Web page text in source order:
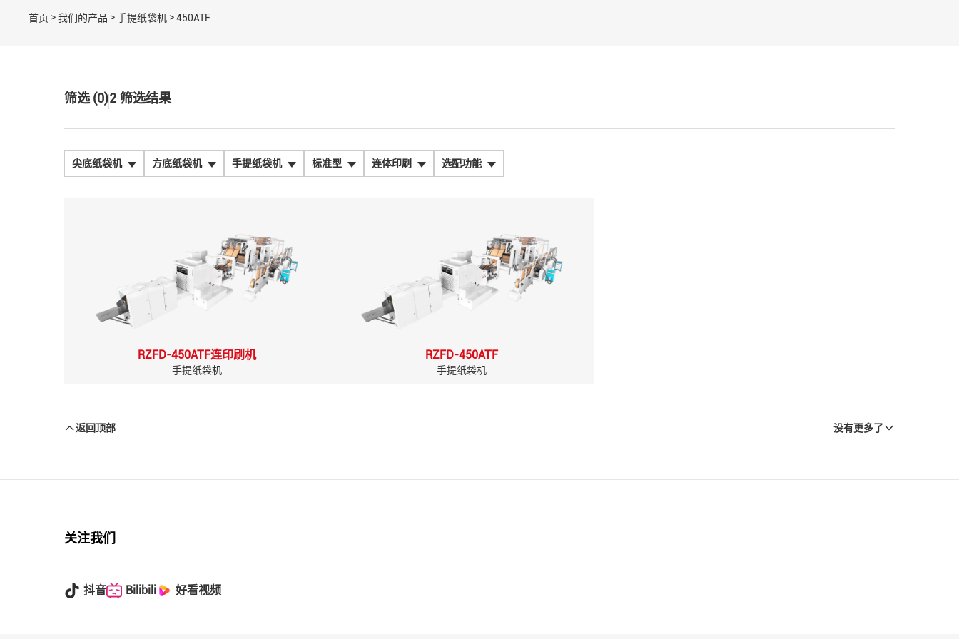
首页 > 我们的产品 > 手提纸袋机 > 450ATF
筛选 (0)2 筛选结果
尖底纸袋机 方底纸袋机 手提纸袋机 标准型 连体印刷 选配功能
RZFD-450ATF连印刷机
手提纸袋机
RZFD-450ATF
手提纸袋机
返回顶部 没有更多了
关注我们
抖音 Bilibili 好看视频